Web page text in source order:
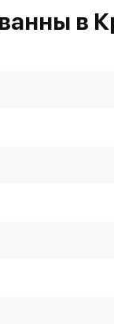
в